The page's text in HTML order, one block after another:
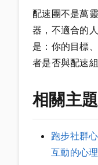
配速團不是萬
器，不適合的
是：你的目標
者是否與配速組
相關主
跑步社群
互動的心